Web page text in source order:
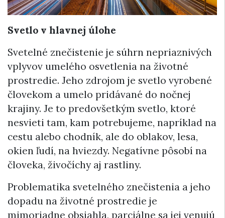
Svetlo v hlavnej úlohe
Svetelné znečistenie je súhrn nepriaznivých
vplyvov umelého osvetlenia na životné
prostredie. Jeho zdrojom je svetlo vyrobené
človekom a umelo pridávané do nočnej
krajiny. Je to predovšetkým svetlo, ktoré
nesvieti tam, kam potrebujeme, napríklad na
cestu alebo chodník, ale do oblakov, lesa,
okien ľudí, na hviezdy. Negatívne pôsobí na
človeka, živočíchy aj rastliny.
Problematika svetelného znečistenia a jeho
dopadu na životné prostredie je
mimoriadne obsiahla, parciálne sa jej venujú